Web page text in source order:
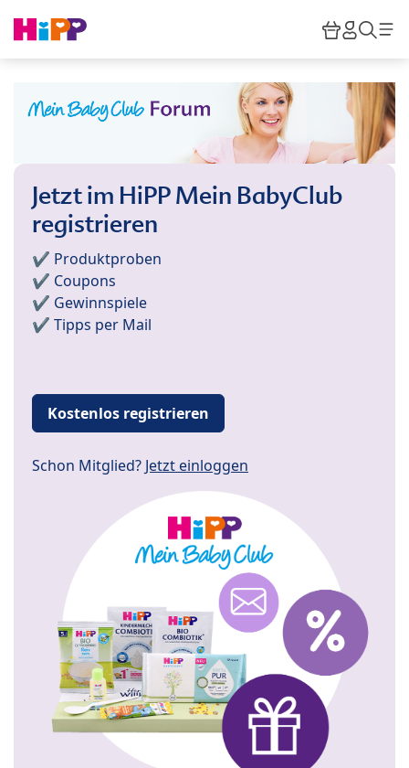
HiPP
Jetzt im HiPP Mein BabyClub
registrieren
✔️ Produktproben
✔️ Coupons
✔️ Gewinnspiele
✔️ Tipps per Mail
Kostenlos registrieren
Schon Mitglied? Jetzt einloggen